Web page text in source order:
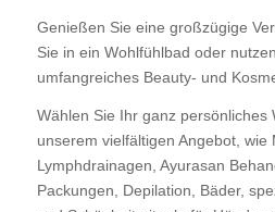
Genießen Sie eine großzügige
Sie in ein Wohlfühlbad oder
umfangreiches Beauty- und
Wählen Sie Ihr ganz persönliches
unserem vielfältigen Angebot, wie
Lymphdrainagen, Ayurasan
Packungen, Depilation, Bäder,